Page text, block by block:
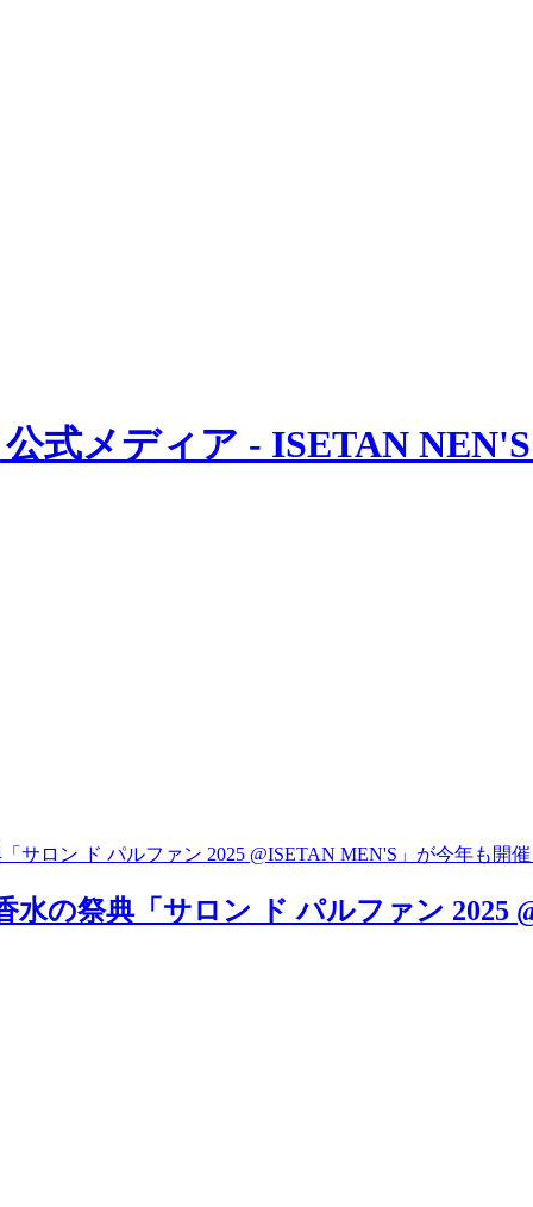
式メディア - ISETAN
ロン ド パルファン 2025 @ISETAN MEN'S」が今年も開催
の祭典「サロン ド パルファン 2025